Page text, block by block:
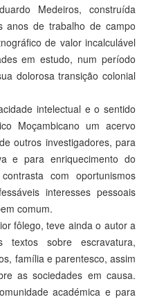
Medeiros, construída
anos de trabalho de campo
de valor incalculável
em estudo, num período
dolorosa transição colonial
intelectual e o sentido
Moçambicano um acervo
outros investigadores, para
e para enriquecimento do
com oportunismos
interesses pessoais
comum.
fôlego, teve ainda o autor a
textos sobre escravatura,
família e parentesco, assim
as sociedades em causa.
académica e para